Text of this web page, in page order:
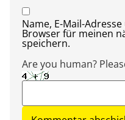
Name, E-Mail-
Browser für meinen
speichern.
Are you human?